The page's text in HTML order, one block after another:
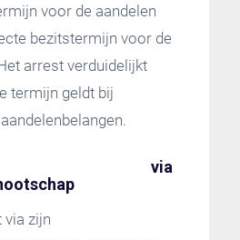
voor de aandelen
bezitstermijn voor de
arrest verduidelijkt
termijn geldt bij
via
via zijn